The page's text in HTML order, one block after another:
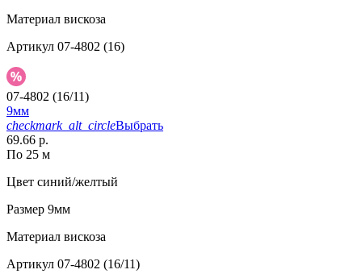
Материал вискоза
Артикул 07-4802 (16)
07-4802 (16/11)
9мм
checkmark_alt_circleВыбрать
69.66 р.
По 25 м
Цвет синий/желтый
Размер 9мм
Материал вискоза
Артикул 07-4802 (16/11)